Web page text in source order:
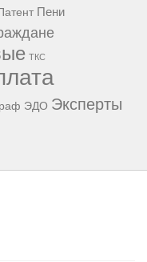
Пени
ТКС
ЭДО Эксперты